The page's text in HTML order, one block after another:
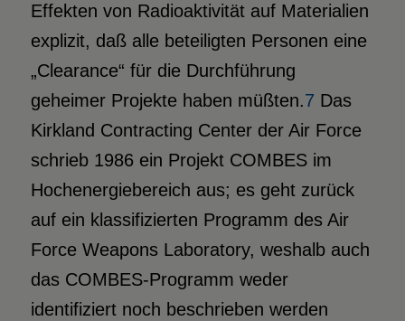
Effekten von Radioaktivität auf Materialien
explizit, daß alle beteiligten Personen eine
„Clearance“ für die Durchführung
geheimer Projekte haben müßten.7 Das
Kirkland Contracting Center der Air Force
schrieb 1986 ein Projekt COMBES im
Hochenergiebereich aus; es geht zurück
auf ein klassifizierten Programm des Air
Force Weapons Laboratory, weshalb auch
das COMBES-Programm weder
identifiziert noch beschrieben werden